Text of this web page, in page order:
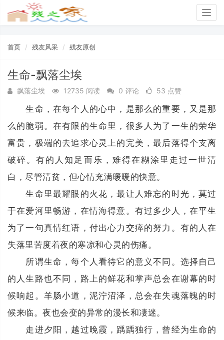
首页 残友风采 残友原创
生命-飘落尘埃
飘落尘埃 12735 阅读 0 评论 53 点赞
生命，在每个人的心中，是那么的重要，又是那
么的脆弱。在有限的生命里，很多人为了一生的荣华
富贵，极端的去追求心灵上的完美，最后落得个支离
破碎。有的人知足而乐，难得在糊涂里走过一世清
白，尽管清贫，但心情充满暖暖的快意。
生命里最耀眼的火花，最让人难忘的时光，莫过
于在爱河里畅游，在情海得意。有过多少人，在平生
为了一句真情红语，付出心力交瘁的努力。有的人在
失落里苦度着夜的寒凉和心灵的伤痛。
所谓生命，每个人看待它的意义不同。选择自己
的人生路也不同，路上的鲜花和掌声总会在谢幕的时
候响起。羊肠小道，泥泞沼泽，总会在失魂落魄的时
候来临。夜也会变的异常的漫长和凄迷。
走进夕阳，越过晚霞，踽踽独行，曾经为生命的